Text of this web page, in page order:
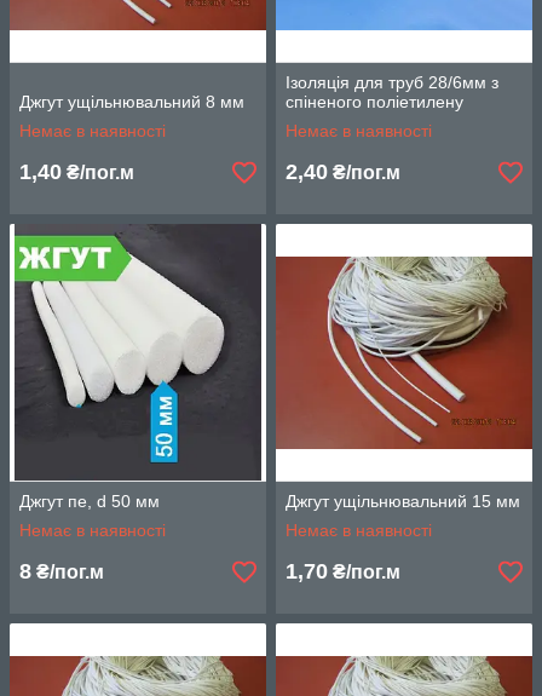
Джгут ущільнювальний 8 мм
Немає в наявності
1,40 ₴/пог.м
Ізоляція для труб 28/6мм з
спіненого поліетилену
Немає в наявності
2,40 ₴/пог.м
Джгут пе, d 50 мм
Немає в наявності
8 ₴/пог.м
Джгут ущільнювальний 15 мм
Немає в наявності
1,70 ₴/пог.м